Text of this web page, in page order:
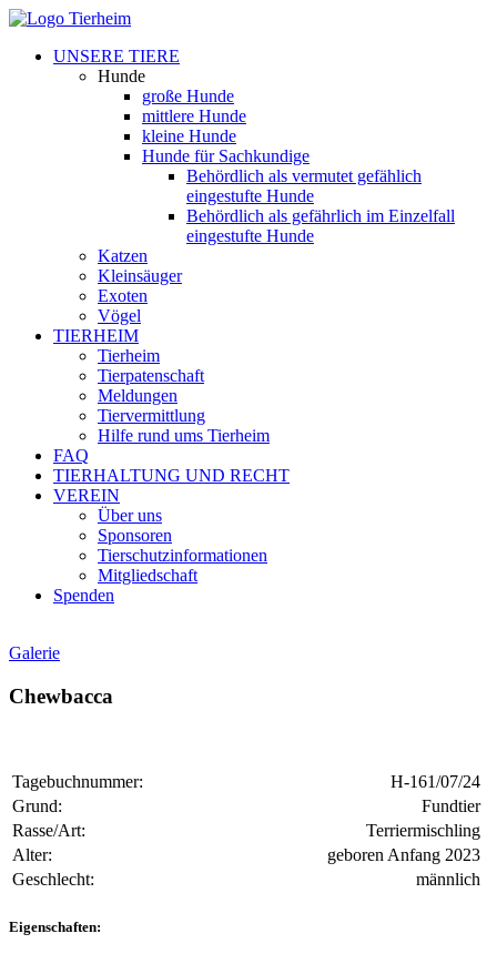
UNSERE TIERE
Hunde
große Hunde
mittlere Hunde
kleine Hunde
Hunde für Sachkundige
Behördlich als vermutet gefählich
eingestufte Hunde
Behördlich als gefährlich im Einzelfall
eingestufte Hunde
Katzen
Kleinsäuger
Exoten
Vögel
TIERHEIM
Tierheim
Tierpatenschaft
Meldungen
Tiervermittlung
Hilfe rund ums Tierheim
FAQ
TIERHALTUNG UND RECHT
VEREIN
Über uns
Sponsoren
Tierschutzinformationen
Mitgliedschaft
Spenden
Galerie
Chewbacca
Tagebuchnummer:
H-161/07/24
Grund:
Fundtier
Rasse/Art:
Terriermischling
Alter:
geboren Anfang 2023
Geschlecht:
männlich
Eigenschaften: